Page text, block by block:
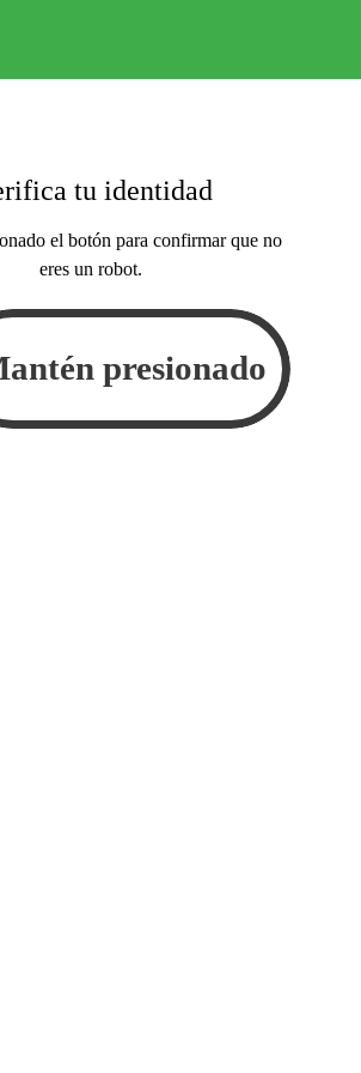
tu identidad
el botón para confirmar que no
eres un robot.